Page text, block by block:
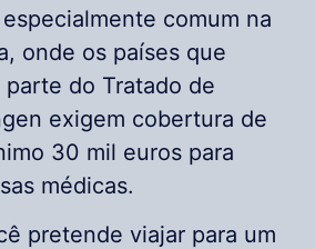
comum na
onde os países que
parte do Tratado de
exigem cobertura de
30 mil euros para
médicas.
pretende viajar para um